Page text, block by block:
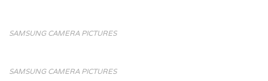
SAMSUNG CAMERA PICTURES
SAMSUNG CAMERA PICTURES